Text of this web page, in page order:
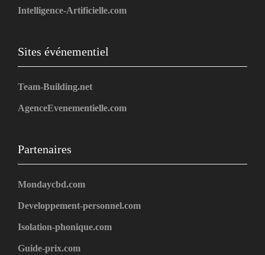
Intelligence-Artificielle.com
Sites événementiel
Team-Building.net
AgenceEvenementielle.com
Partenaires
Mondaycbd.com
Developpement-personnel.com
Isolation-phonique.com
Guide-prix.com